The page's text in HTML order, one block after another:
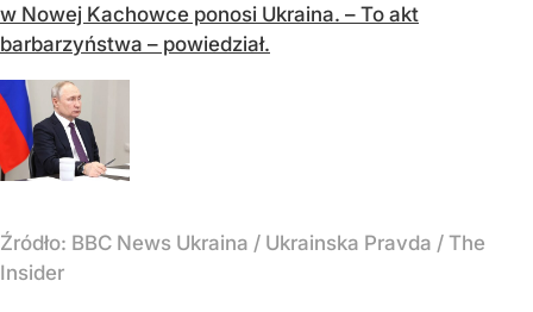
w Nowej Kachowce ponosi Ukraina. – To akt
barbarzyństwa – powiedział.
Źródło: BBC News Ukraina / Ukrainska Pravda / The
Insider